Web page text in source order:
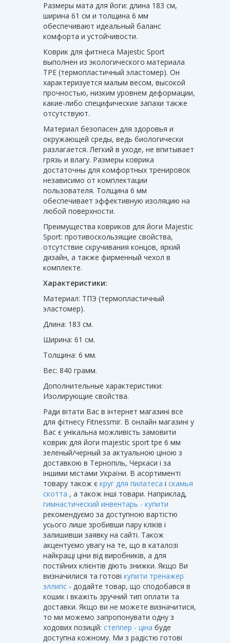
Размеры мата для йоги: длина 183 см,
ширина 61 см и толщина 6 мм
обеспечивают идеальный баланс
комфорта и устойчивости.
Коврик для фитнеса Majestic Sport
выполнен из экологического материала
TPE (термопластичный эластомер). Он
характеризуется малым весом, высокой
прочностью, низким уровнем деформации,
какие-либо специфические запахи также
отсутствуют.
Материал безопасен для здоровья и
окружающей среды, ведь биологически
разлагается. Легкий в уходе, не впитывает
грязь и влагу. Размеры коврика
достаточны для комфортных тренировок
независимо от комплектации
пользователя. Толщина 6 мм
обеспечивает эффективную изоляцию на
любой поверхности.
Преимущества ковриков для йоги Majestic
Sport: противоскользящие свойства,
отсутствие скручивания концов, яркий
дизайн, а также фирменный чехол в
комплекте.
Характеристики:
Материал: ТПЭ (термопластичный
эластомер).
Длина: 183 см.
Ширина: 61 см.
Толщина: 6 мм.
Вес: 840 грамм.
Дополнительные характеристики:
Изолирующие свойства.
Ради вітати Вас в інтернет магазині все
для фітнесу Fitnessmir. В онлайн магазині у
Вас є унікальна можливість замовити
коврик для йоги majestic sport tpe 6 мм
зеленый/черный за актуальною ціною з
доставкою в Тернопіль, Черкаси і за
іншими містами України. В асортименті
товару також є круг для пилатеса і скамья
скотта , а також інші товари. Наприклад,
гимнастический инвентарь - купити
рекомендуємо за доступною вартістю
усього лише зробивши пару кліків і
залишивши заявку на сайті. Також
акцентуємо увагу на те, що в каталозі
найкращі ціни від виробників, а для
постійних клієнтів діють знижки. Якщо Ви
визначилися та готові купити тренажер
эллипс - додайте товар, що сподобався в
кошик і вкажіть зручний тип оплати та
доставки. Якщо ви не можете визначитися,
то ми можемо запропонувати одну з
ходових позицій: степпер - ціна буде
доступна кожному. Ми з радістю готові